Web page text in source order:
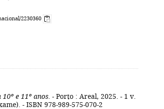
2230360
e 11º anos . - Porto : Areal, 2025. - 1 v.
- ISBN 978-989-575-070-2